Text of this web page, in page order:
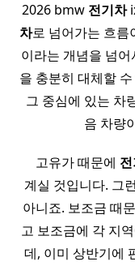
2026 bmw 전기차
차로 넘어가는 흐름
이라는 개념을 넘
을 충분히 대체할
그 중심에 있는 차
음 차량
​ ​ ​ ​ 고유가 때문에
계실 것입니다. 그
아니죠. 보조금 때
고 보조금에 각 지
데, 이미 상반기에